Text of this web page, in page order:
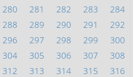
280 281 282 283
284
288 289 290 291
292
296 297 298 299
300
304 305 306 307
308
312 313 314 315
316